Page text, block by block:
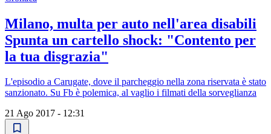
Milano, multa per auto nell'area disabili
Spunta un cartello shock: "Contento per
la tua disgrazia"
L'episodio a Carugate, dove il parcheggio nella zona riservata è stato
sanzionato. Su Fb è polemica, al vaglio i filmati della sorveglianza
21 Ago 2017 - 12:31